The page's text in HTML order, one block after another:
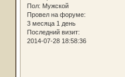
Пол: Мужской
Провел на форуме:
3 месяца 1 день
Последний визит:
2014-07-28 18:58:36